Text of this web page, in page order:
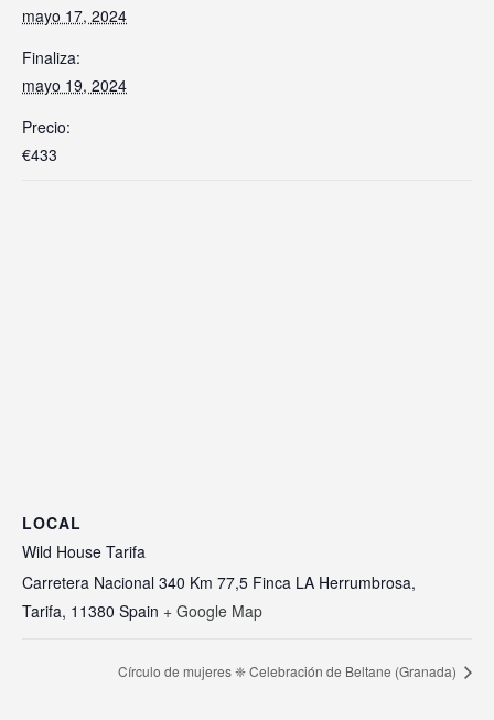
mayo 17, 2024
Finaliza:
mayo 19, 2024
Precio:
€433
LOCAL
Wild House Tarifa
Carretera Nacional 340 Km 77,5 Finca LA Herrumbrosa,
Tarifa, 11380 Spain + Google Map
Círculo de mujeres ❈ Celebración de Beltane (Granada)